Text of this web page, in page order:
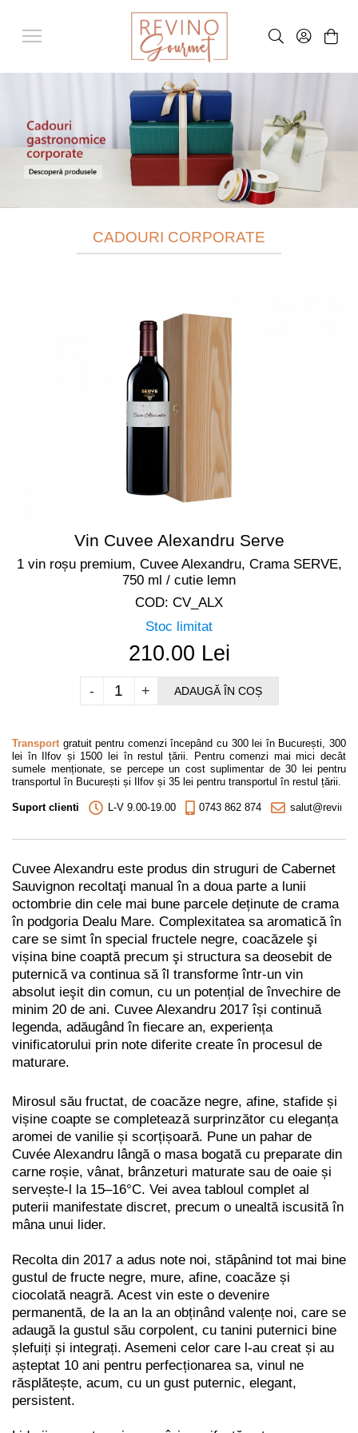
CADOURI CORPORATE
Vin Cuvee Alexandru Serve
1 vin roșu premium, Cuvee Alexandru, Crama SERVE,
750 ml / cutie lemn
COD: CV_ALX
Stoc limitat
210.00 Lei
+
- ADAUGĂ ÎN COȘ
Transportgratuit pentru comenzi începând cu 300 lei în București, 300
lei în Ilfov și 1500 lei în restul țării. Pentru comenzi mai mici decât
sumele menționate, se percepe un cost suplimentar de 30 lei pentru
transportul în București și Ilfov și 35 lei pentru transportul în restul țării.
Suport clienti L-V 9.00-19.00 0743 862 874
Cuvee Alexandru este produs din struguri de Cabernet
Sauvignon recoltaţi manual în a doua parte a lunii
octombrie din cele mai bune parcele deținute de crama
în podgoria Dealu Mare. Complexitatea sa aromatică în
care se simt în special fructele negre, coacăzele şi
vișina bine coaptă precum şi structura sa deosebit de
puternică va continua să îl transforme într-un vin
absolut ieşit din comun, cu un potențial de învechire de
minim 20 de ani. Cuvee Alexandru 2017 își continuă
legenda, adăugând în fiecare an, experiența
vinificatorului prin note diferite create în procesul de
maturare.
Mirosul său fructat, de coacăze negre, afine, stafide și
vișine coapte se completează surprinzător cu eleganța
aromei de vanilie și scorțișoară. Pune un pahar de
Cuvée Alexandru lângă o masa bogată cu preparate din
carne roșie, vânat, brânzeturi maturate sau de oaie și
servește-l la 15–16°C. Vei avea tabloul complet al
puterii manifestate discret, precum o unealtă iscusită în
mâna unui lider.
Recolta din 2017 a adus note noi, stăpânind tot mai bine
gustul de fructe negre, mure, afine, coacăze și
ciocolată neagră. Acest vin este o devenire
permanentă, de la an la an obținând valențe noi, care se
adaugă la gustul său corpolent, cu tanini puternici bine
șlefuiți și integrați. Asemeni celor care l-au creat și au
așteptat 10 ani pentru perfecționarea sa, vinul ne
răsplătește, acum, cu un gust puternic, elegant,
persistent.